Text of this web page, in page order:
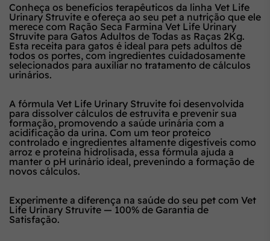
Conheça os benefícios terapêuticos da linha Vet Life
Urinary Struvite e ofereça ao seu pet a nutrição que ele
merece com Ração Seca Farmina Vet Life Urinary
Struvite para Gatos Adultos de Todas as Raças 2Kg.
Esta receita para gatos é ideal para pets adultos de
todos os portes, com ingredientes cuidadosamente
selecionados para auxiliar no tratamento de cálculos
urinários.
A fórmula Vet Life Urinary Struvite foi desenvolvida
para dissolver cálculos de estruvita e prevenir sua
formação, promovendo a saúde urinária com a
acidificação da urina. Com um teor proteico
controlado e ingredientes altamente digestíveis como
arroz e proteína hidrolisada, essa fórmula ajuda a
manter o pH urinário ideal, prevenindo a formação de
novos cálculos.
Experimente a diferença na saúde do seu pet com Vet
Life Urinary Struvite — 100% de Garantia de
Satisfação.